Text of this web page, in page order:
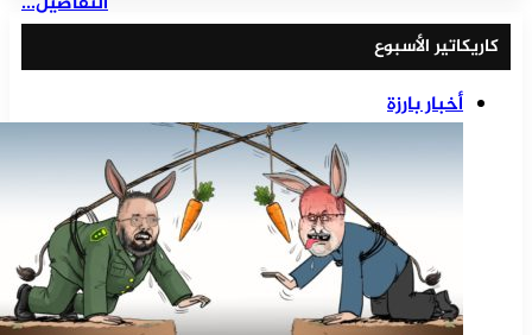
كاريكاتير الأسبوع
أخبار بارزة